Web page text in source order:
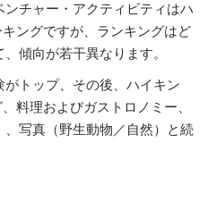
チャー・アクティビティはハ
ングですが、ランキングはど
傾向が若干異なります。
トップ、その後、ハイキン
料理およびガストロノミー、
写真（野生動物／自然）と続